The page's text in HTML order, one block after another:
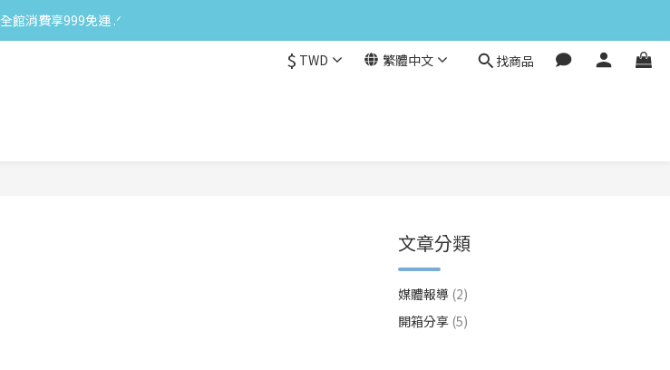
全館消費享999免運 ‪‪.ᐟ
$ TWD 繁體中文 找商品
文章分類
媒體報導 (2)
開箱分享 (5)